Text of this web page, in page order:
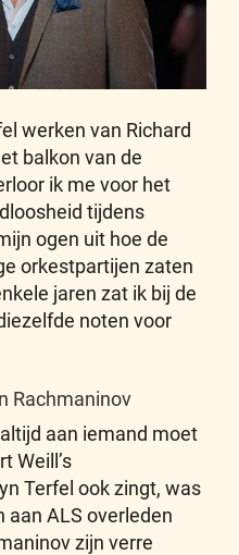
werken van Richard
balkon van de
ik me voor het
tijdens
ogen uit hoe de
orkestpartijen zaten
jaren zat ik bij de
noten voor
Rachmaninov
aan iemand moet
Weill’s
Terfel ook zingt, was
aan ALS overleden
zijn verre